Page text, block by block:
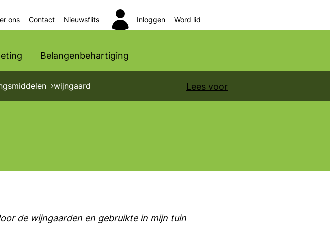
Belangenbehartiging
ons Contact Nieuwsflits Inloggen Word lid
wijngaard Lees voor
de wijngaarden en gebruikte in mijn tuin